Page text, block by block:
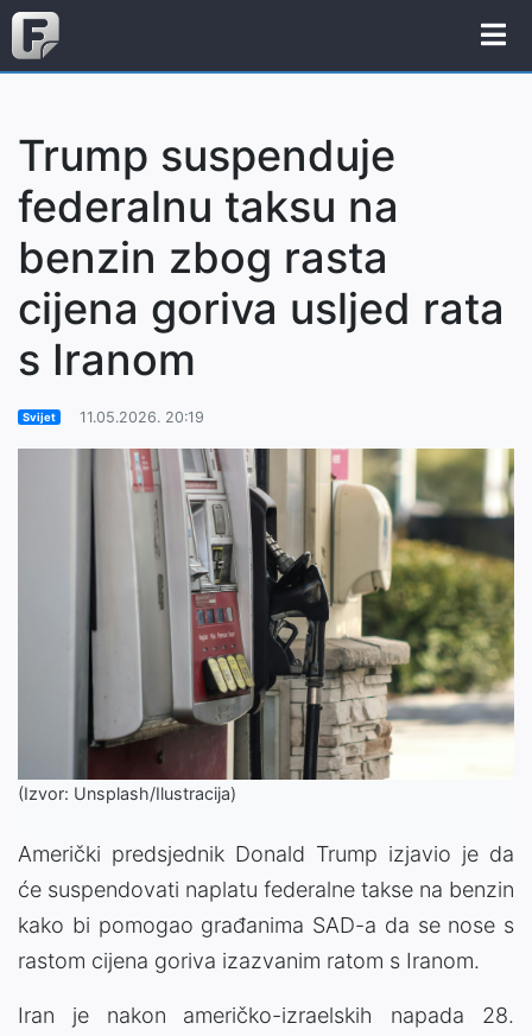
Trump suspenduje
federalnu taksu na
benzin zbog rasta
cijena goriva usljed rata
s Iranom
Svijet 11.05.2026. 20:19
(Izvor: Unsplash/Ilustracija)
Američki predsjednik Donald Trump izjavio je da
će suspendovati naplatu federalne takse na benzin
kako bi pomogao građanima SAD-a da se nose s
rastom cijena goriva izazvanim ratom s Iranom.
Iran je nakon američko-izraelskih napada 28.